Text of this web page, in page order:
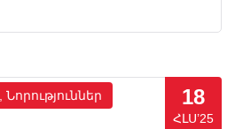
18
ՀԼՍ’25